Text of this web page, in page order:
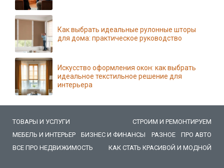
Как выбрать идеальные рулонные шторы
для дома: практическое руководство
Искусство оформления окон: как выбрать
идеальное текстильное решение для
интерьера
ТОВАРЫ И УСЛУГИ
СТРОИМ И РЕМОНТИРУЕМ
МЕБЕЛЬ И ИНТЕРЬЕР
БИЗНЕС И ФИНАНСЫ РАЗНОЕ
ПРО АВТО
ВСЕ ПРО НЕДВИЖИМОСТЬ
КАК СТАТЬ КРАСИВОЙ И МОДНОЙ